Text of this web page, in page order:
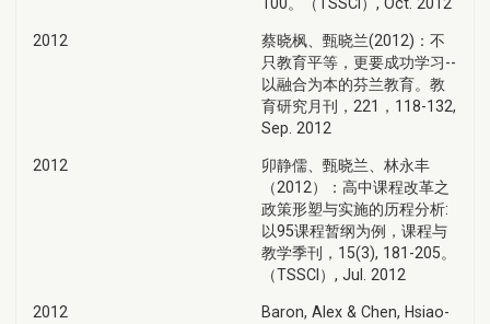
100。（TSSCI）, Oct. 2012
2012
蔡晓枫、甄晓兰(2012)：不
只教育平等，更要成功学习--
以融合为本的芬兰教育。教
育研究月刊，221，118-132,
Sep. 2012
2012
卯静儒、甄晓兰、林永丰
（2012）：高中课程改革之
政策形塑与实施的历程分析:
以95课程暂纲为例，课程与
教学季刊，15(3), 181-205。
（TSSCI）, Jul. 2012
2012
Baron, Alex & Chen, Hsiao-